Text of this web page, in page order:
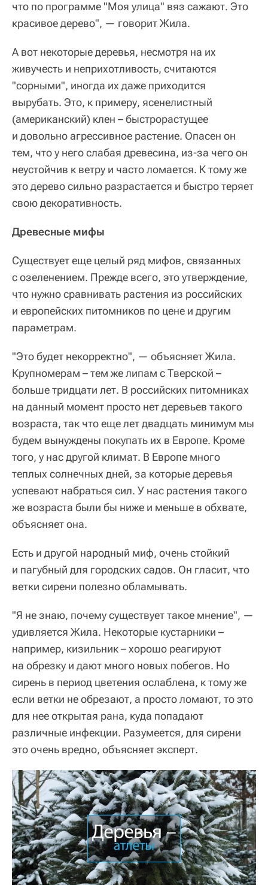
что по программе "Моя улица" вяз сажают. Это
красивое дерево", — говорит Жила.
А вот некоторые деревья, несмотря на их
живучесть и неприхотливость, считаются
"сорными", иногда их даже приходится
вырубать. Это, к примеру, ясенелистный
(американский) клен – быстрорастущее
и довольно агрессивное растение. Опасен он
тем, что у него слабая древесина, из-за чего он
неустойчив к ветру и часто ломается. К тому же
это дерево сильно разрастается и быстро теряет
свою декоративность.
Древесные мифы
Существует еще целый ряд мифов, связанных
с озеленением. Прежде всего, это утверждение,
что нужно сравнивать растения из российских
и европейских питомников по цене и другим
параметрам.
"Это будет некорректно", — объясняет Жила.
Крупномерам – тем же липам с Тверской –
больше тридцати лет. В российских питомниках
на данный момент просто нет деревьев такого
возраста, так что еще лет двадцать минимум мы
будем вынуждены покупать их в Европе. Кроме
того, у нас другой климат. В Европе много
теплых солнечных дней, за которые деревья
успевают набраться сил. У нас растения такого
же возраста были бы ниже и меньше в обхвате,
объясняет она.
Есть и другой народный миф, очень стойкий
и пагубный для городских садов. Он гласит, что
ветки сирени полезно обламывать.
"Я не знаю, почему существует такое мнение", —
удивляется Жила. Некоторые кустарники –
например, кизильник – хорошо реагируют
на обрезку и дают много новых побегов. Но
сирень в период цветения ослаблена, к тому же
если ветки не обрезают, а просто ломают, то это
для нее открытая рана, куда попадают
различные инфекции. Разумеется, для сирени
это очень вредно, объясняет эксперт.